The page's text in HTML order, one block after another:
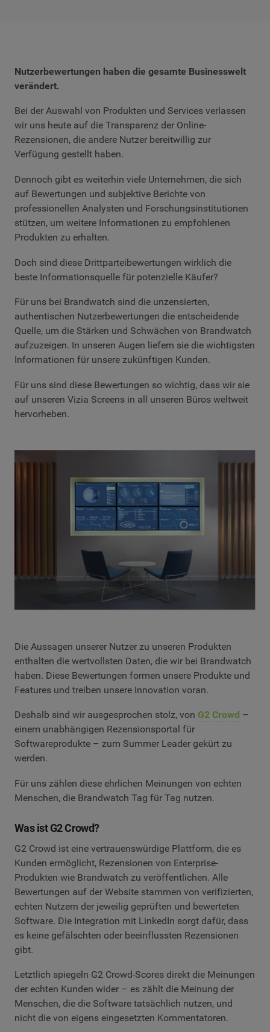
Nutzerbewertungen haben die gesamte Businesswelt
verändert.
Bei der Auswahl von Produkten und Services verlassen
wir uns heute auf die Transparenz der Online-
Rezensionen, die andere Nutzer bereitwillig zur
Verfügung gestellt haben.
Dennoch gibt es weiterhin viele Unternehmen, die sich
auf Bewertungen und subjektive Berichte von
professionellen Analysten und Forschungsinstitutionen
stützen, um weitere Informationen zu empfohlenen
Produkten zu erhalten.
Doch sind diese Drittparteibewertungen wirklich die
beste Informationsquelle für potenzielle Käufer?
Für uns bei Brandwatch sind die unzensierten,
authentischen Nutzerbewertungen die entscheidende
Quelle, um die Stärken und Schwächen von Brandwatch
aufzuzeigen. In unseren Augen liefern sie die wichtigsten
Informationen für unsere zukünftigen Kunden.
Für uns sind diese Bewertungen so wichtig, dass wir sie
auf unseren Vizia Screens in all unseren Büros weltweit
hervorheben.
Die Aussagen unserer Nutzer zu unseren Produkten
enthalten die wertvollsten Daten, die wir bei Brandwatch
haben. Diese Bewertungen formen unsere Produkte und
Features und treiben unsere Innovation voran.
Deshalb sind wir ausgesprochen stolz, von G2 Crowd –
einem unabhängigen Rezensionsportal für
Softwareprodukte – zum Summer Leader gekürt zu
werden.
Für uns zählen diese ehrlichen Meinungen von echten
Menschen, die Brandwatch Tag für Tag nutzen.
Was ist G2 Crowd?
G2 Crowd ist eine vertrauenswürdige Plattform, die es
Kunden ermöglicht, Rezensionen von Enterprise-
Produkten wie Brandwatch zu veröffentlichen. Alle
Bewertungen auf der Website stammen von verifizierten,
echten Nutzern der jeweilig geprüften und bewerteten
Software. Die Integration mit LinkedIn sorgt dafür, dass
es keine gefälschten oder beeinflussten Rezensionen
gibt.
Letztlich spiegeln G2 Crowd-Scores direkt die Meinungen
der echten Kunden wider – es zählt die Meinung der
Menschen, die die Software tatsächlich nutzen, und
nicht die von eigens eingesetzten Kommentatoren.